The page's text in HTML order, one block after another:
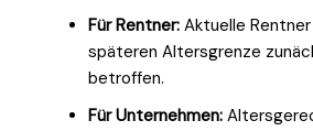
Für Rentner: Aktuelle
späteren Altersgrenze
betroffen.
Für Unternehmen: